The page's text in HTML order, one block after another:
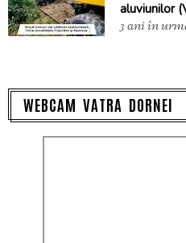
aluviunilor
3 ani în
WEBCAM VATRA DORNEI